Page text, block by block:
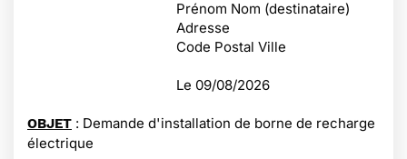
Prénom Nom (destinataire)
Adresse
Code Postal Ville
Le 09/08/2026
OBJET : Demande d'installation de borne de recharge
électrique